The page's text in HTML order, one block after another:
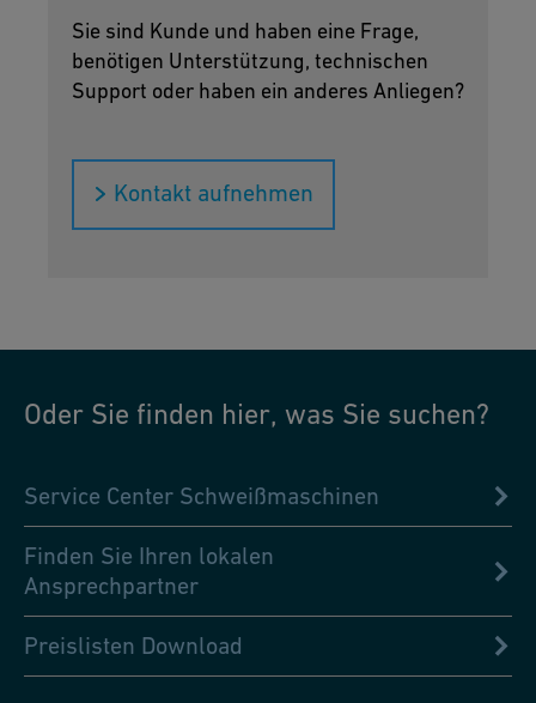
Sie sind Kunde und haben eine Frage,
benötigen Unterstützung, technischen
Support oder haben ein anderes Anliegen?
Kontakt aufnehmen
Oder Sie finden hier, was Sie suchen?
Service Center Schweißmaschinen
Finden Sie Ihren lokalen
Ansprechpartner
Preislisten Download